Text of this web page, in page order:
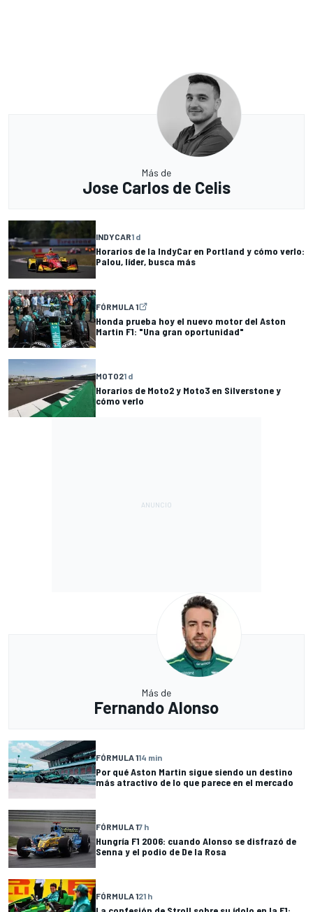
Más de
Jose Carlos de Celis
INDYCAR1 d
Horarios de la IndyCar en Portland y cómo verlo:
Palou, líder, busca más
FÓRMULA 1
Honda prueba hoy el nuevo motor del Aston
Martin F1: "Una gran oportunidad"
MOTO21 d
Horarios de Moto2 y Moto3 en Silverstone y
cómo verlo
Más de
Fernando Alonso
FÓRMULA 114 min
Por qué Aston Martin sigue siendo un destino
más atractivo de lo que parece en el mercado
FÓRMULA 17 h
Hungría F1 2006: cuando Alonso se disfrazó de
Senna y el podio de De la Rosa
FÓRMULA 121 h